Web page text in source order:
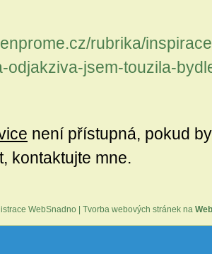
rubrika/
odjakziva-jsem-touzila-
není přístupná, pokud
kontaktujte mne.
WebSnadno Tvorba webových stránek na